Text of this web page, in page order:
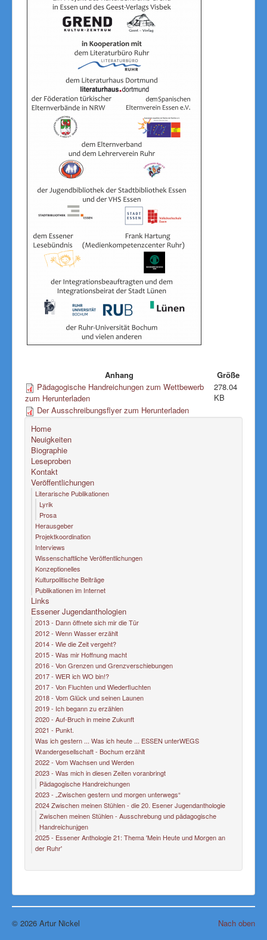
Anhang
Größe
Pädagogische Handreichungen zum Wettbewerb
zum Herunterladen
278.04
KB
Der Ausschreibungsflyer zum Herunterladen
Home
Neuigkeiten
Biographie
Leseproben
Kontakt
Veröffentlichungen
Literarische Publikationen
Lyrik
Prosa
Herausgeber
Projektkoordination
Interviews
Wissenschaftliche Veröffentlichungen
Konzeptionelles
Kulturpolitische Beiträge
Publikationen im Internet
Links
Essener Jugendanthologien
2013 - Dann öffnete sich mir die Tür
2012 - Wenn Wasser erzählt
2014 - Wie die Zeit vergeht?
2015 - Was mir Hoffnung macht
2016 - Von Grenzen und Grenzverschiebungen
2017 - WER ich WO bin!?
2017 - Von Fluchten und Wiederfluchten
2018 - Vom Glück und seinen Launen
2019 - Ich begann zu erzählen
2020 - Auf-Bruch in meine Zukunft
2021 - Punkt.
Was ich gestern ... Was ich heute ... ESSEN unterWEGS
W:andergesellschaft - Bochum erzählt
2022 - Vom Wachsen und Werden
2023 - Was mich in diesen Zeiten voranbringt
Pädagogische Handreichungen
2023 - „Zwischen gestern und morgen unterwegs“
2024 Zwischen meinen Stühlen - die 20. Esener Jugendanthologie
Zwischen meinen Stühlen - Ausschrebung und pädagogische
Handreichunjgen
2025 - Essener Anthologie 21: Thema 'Mein Heute und Morgen an
der Ruhr'
Nach oben
© 2026 Artur Nickel